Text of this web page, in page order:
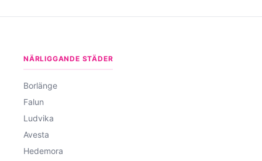
NÄRLIGGANDE STÄDER
Borlänge
Falun
Ludvika
Avesta
Hedemora